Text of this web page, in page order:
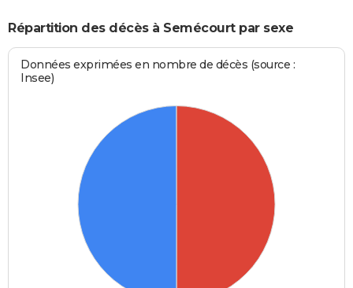
Répartition des décès à Semécourt par sexe
Données exprimées en nombre de décès (source :
Insee)